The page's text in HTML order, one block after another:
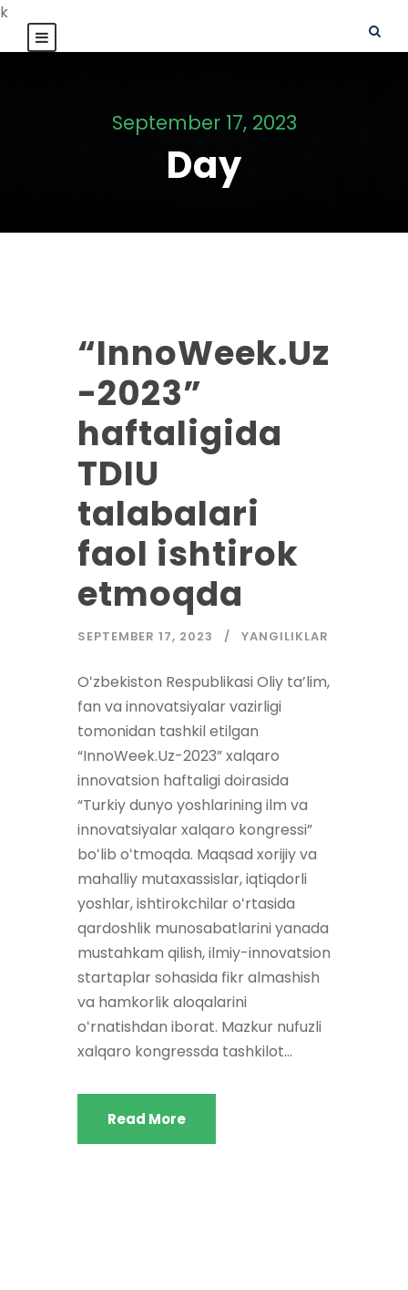
k
September 17, 2023
Day
“InnoWeek.Uz
-2023”
haftaligida
TDIU
talabalari
faol ishtirok
etmoqda
SEPTEMBER 17, 2023 YANGILIKLAR
Oʻzbekiston Respublikasi Oliy ta’lim,
fan va innovatsiyalar vazirligi
tomonidan tashkil etilgan
“InnoWeek.Uz-2023” xalqaro
innovatsion haftaligi doirasida
“Turkiy dunyo yoshlarining ilm va
innovatsiyalar xalqaro kongressi”
boʻlib oʻtmoqda. Maqsad xorijiy va
mahalliy mutaxassislar, iqtiqdorli
yoshlar, ishtirokchilar oʻrtasida
qardoshlik munosabatlarini yanada
mustahkam qilish, ilmiy-innovatsion
startaplar sohasida fikr almashish
va hamkorlik aloqalarini
oʻrnatishdan iborat. Mazkur nufuzli
xalqaro kongressda tashkilot...
Read More